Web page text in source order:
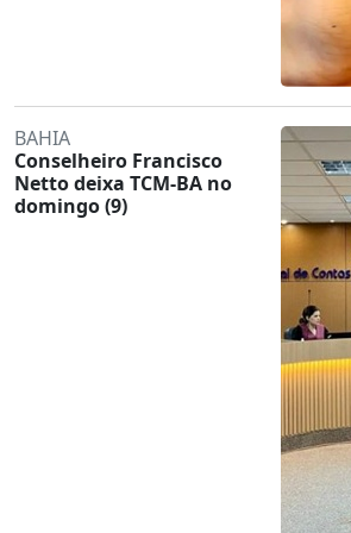
BAHIA
Conselheiro Francisco
Netto deixa TCM-BA no
domingo (9)